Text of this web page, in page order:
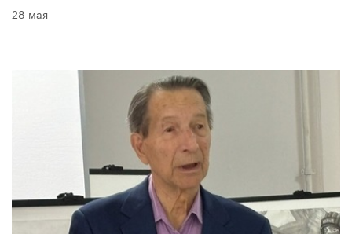
28 мая